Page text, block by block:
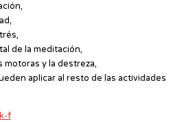
de la meditación,
motoras y la destreza,
aplicar al resto de las actividades
f